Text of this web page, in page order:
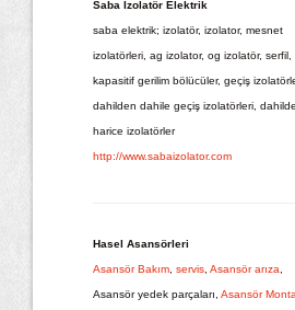
Saba İzolatör Elektrik
saba elektrik; izolatör, izolator, mesnet
izolatörleri, ag izolator, og izolatör, serfil,
kapasitif gerilim bölücüler, geçiş
dahilden dahile geçiş izolatörleri,
harice izolatörler
http://www.sabaizolator.com
Hasel Asansörleri
Asansör Bakım, servis, Asansör arıza
Asansör yedek parçaları, Asansör